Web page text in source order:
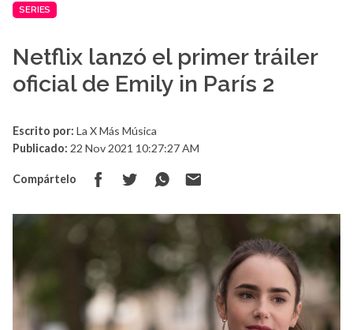
SERIES
Netflix lanzó el primer tráiler
oficial de Emily in París 2
Escrito por: La X Más Música
Publicado: 22 Nov 2021 10:27:27 AM
Compártelo